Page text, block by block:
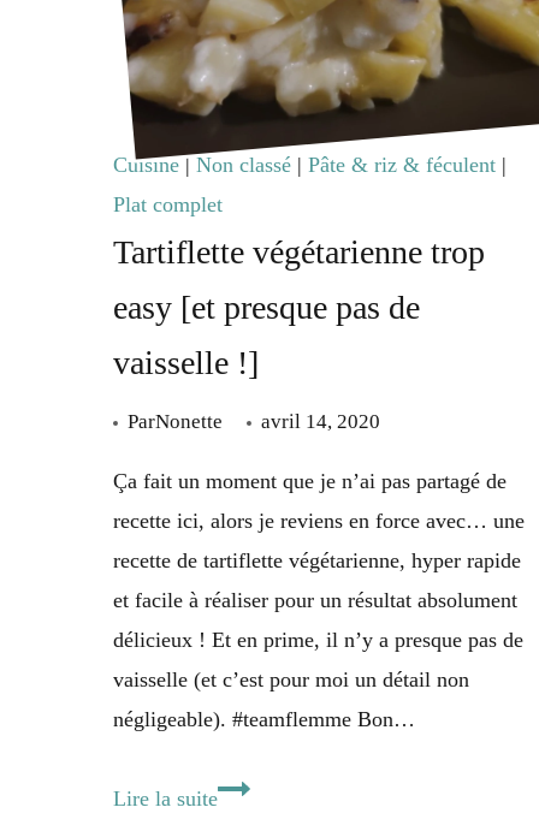
Cuisine | Non classé | Pâte & riz & féculent |
Plat complet
Tartiflette végétarienne trop
easy [et presque pas de
vaisselle !]
ParNonette avril 14, 2020
Ça fait un moment que je n’ai pas partagé de
recette ici, alors je reviens en force avec… une
recette de tartiflette végétarienne, hyper rapide
et facile à réaliser pour un résultat absolument
délicieux ! Et en prime, il n’y a presque pas de
vaisselle (et c’est pour moi un détail non
négligeable). #teamflemme Bon…
Lire la suiteTartiflette